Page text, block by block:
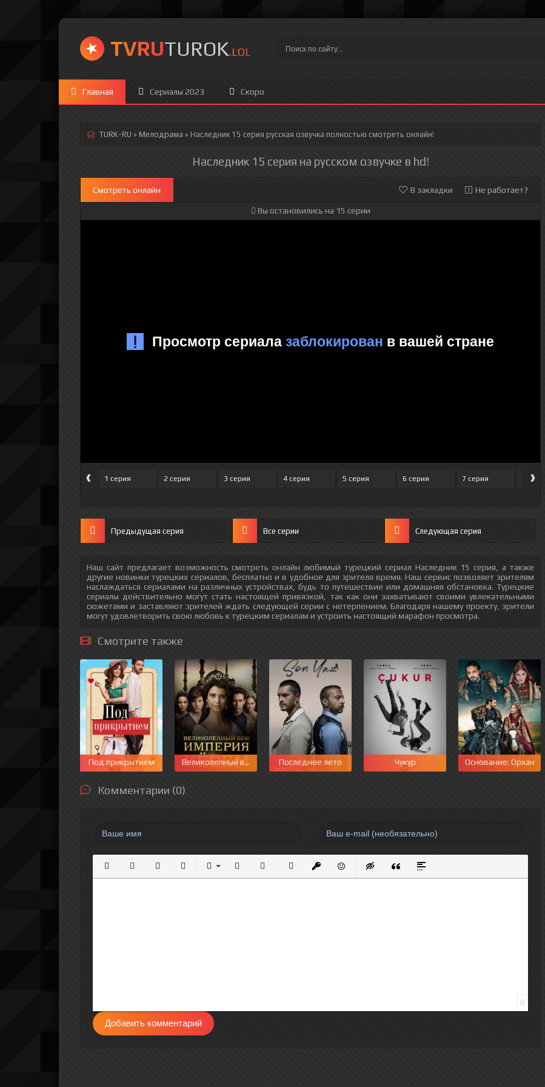
TVRUTUROK.LOL
Главная Сериалы 2023 Скоро
TURK-RU » Мелодрама » Наследник 15 серия русская озвучка полностью смотреть онлайн!
Наследник 15 серия на русском озвучке в hd!
Смотреть онлайн В закладки Не работает?
Вы остановились на 15 серии
‹ 1 серия 2 серия 3 серия 4 серия 5 серия 6 серия 7 серия 8 серия
›
Предыдущая серия Все серии Следующая серия
Наш сайт предлагает возможность смотреть онлайн любимый турецкий сериал Наследник 15 серия, а также
другие новинки турецких сериалов, бесплатно и в удобное для зрителя время. Наш сервис позволяет зрителям
наслаждаться сериалами на различных устройствах, будь то путешествие или домашняя обстановка. Турецкие
сериалы действительно могут стать настоящей привязкой, так как они захватывают своими увлекательными
сюжетами и заставляют зрителей ждать следующей серии с нетерпением. Благодаря нашему проекту, зрители
могут удовлетворить свою любовь к турецким сериалам и устроить настоящий марафон просмотра.
Смотрите также
Под прикрытием Великолепный век. Империя Кёсем
Последнее лето Чукур Основание: Орхан
Комментарии (0)
Полужирный
КурсивПодчеркнутый
ЗачеркнутыйВыравнивание
Нумерованный список
Маркированный список
Вставить ссылку
Вставить защищенную ссылку
Вставить смайлик
Вставка скрытого текста
Вставка цитаты
Вставка спойлера
0
Добавить комментарий